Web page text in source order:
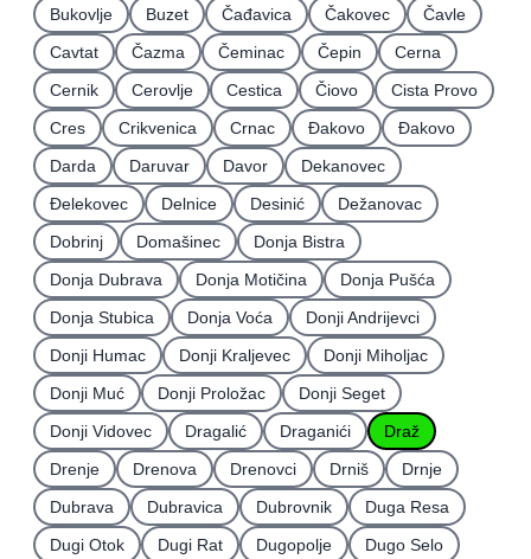
Bukovlje
Buzet Čađavica Čakovec
Čavle
Cavtat
Čazma Čeminac Čepin
Cerna
Cernik
Cerovlje Cestica Čiovo
Cista Provo
Cres
Crikvenica Crnac Đakovo
Ðakovo
Darda
Daruvar Davor
Dekanovec
Ðelekovec
Delnice Desinić
Dežanovac
Dobrinj
Domašinec
Donja Bistra
Donja Dubrava
Donja Motičina
Donja Pušća
Donja Stubica
Donja Voća
Donji Andrijevci
Donji Humac
Donji Kraljevec
Donji Miholjac
Donji Muć
Donji Proložac
Donji Seget
Donji Vidovec
Dragalić Draganići
Draž
Drenje
Drenova Drenovci Drniš
Drnje
Dubrava
Dubravica Dubrovnik
Duga Resa
Dugi Otok
Dugi Rat Dugopolje
Dugo Selo